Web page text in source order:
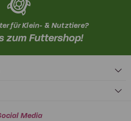
für Klein- & Nutztiere?
zum Futtershop!
Media